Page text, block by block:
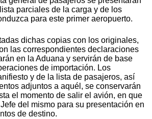
parciales de la carga y de los
para este primer aeropuerto.
dichas copias con los originales,
las correspondientes declaraciones
en la Aduana y servirán de base
de importación. Los
y de la lista de pasajeros, así
adjuntos a aquél, se conservarán
el momento de salir el avión, en que
del mismo para su presentación en
de destino.